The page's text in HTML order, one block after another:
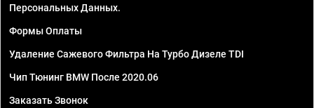
Персональных Данных.
Формы Оплаты
Удаление Сажевого Фильтра На Турбо Дизеле TDI
Чип Тюнинг BMW После 2020.06
Заказать Звонок